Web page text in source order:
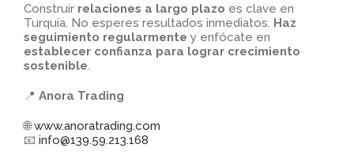
Construir relaciones a largo plazo es clave en
Turquía. No esperes resultados inmediatos. Haz
seguimiento regularmente y enfócate en
establecer confianza para lograr crecimiento
sostenible.
📍 Anora Trading
🌐www.anoratrading.com
📧 info@139.59.213.168